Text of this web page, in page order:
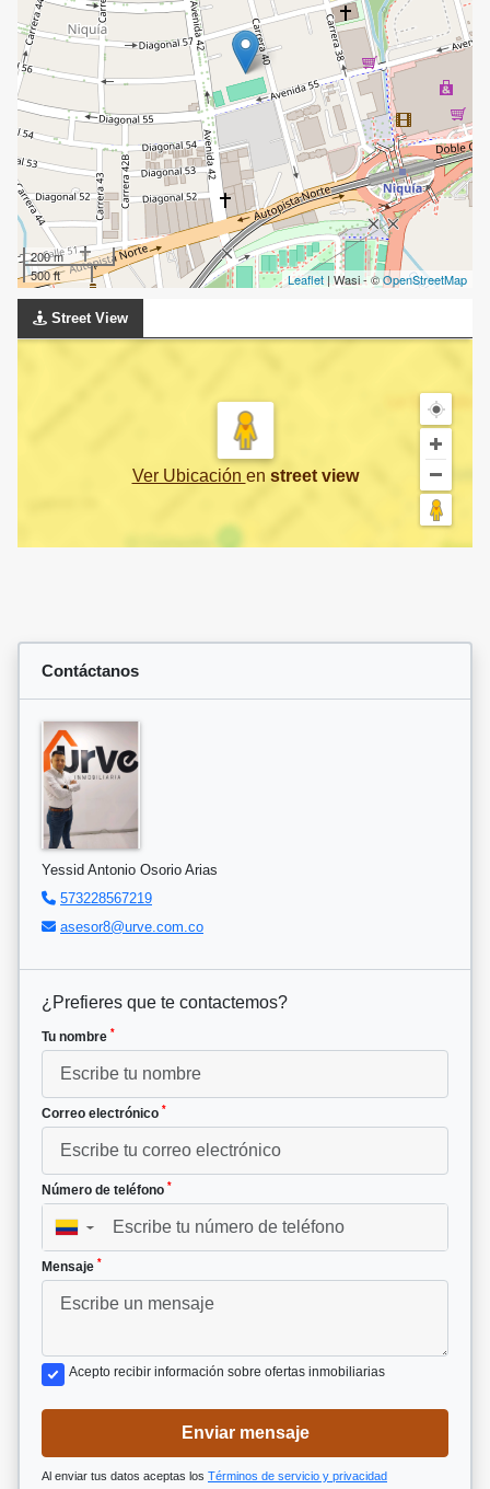
200 m
500 ft
Leaflet| Wasi - ©OpenStreetMap
Street View
Ver Ubicación en street view
Contáctanos
Yessid Antonio Osorio Arias
573228567219
asesor8@urve.com.co
¿Prefieres que te contactemos?
Tu nombre *
Correo electrónico *
Número de teléfono *
▼
Mensaje *
Acepto recibir información sobre ofertas inmobiliarias
Enviar mensaje
Al enviar tus datos aceptas los Términos de servicio y privacidad